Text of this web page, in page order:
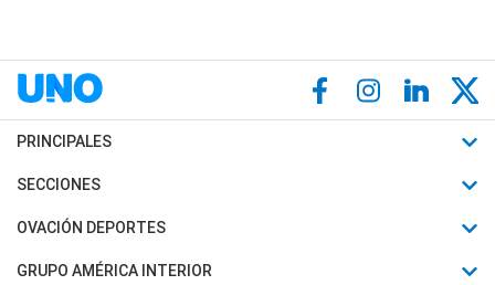
PRINCIPALES
Últimas Noticias
Política
SECCIONES
Horóscopo
Motores
OVACIÓN DEPORTES
Fútbol
GRUPO AMÉRICA INTERIOR